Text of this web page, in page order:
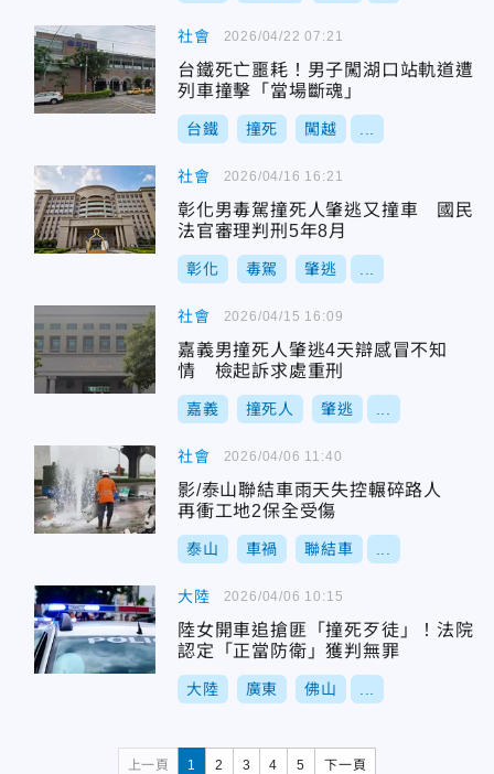
社會
台鐵死亡噩耗！男子闖湖口站軌道遭
列車撞擊「當場斷魂」
台鐵 撞死 闖越
2026/04/22 07:21
社會
彰化男毒駕撞死人肇逃又撞車 國民
法官審理判刑5年8月
彰化 毒駕 肇逃
2026/04/16 16:21
社會
嘉義男撞死人肇逃4天辯感冒不知
情 檢起訴求處重刑
嘉義 撞死人 肇逃
2026/04/15 16:09
社會
影/泰山聯結車雨天失控輾碎路人
再衝工地2保全受傷
泰山 車禍 聯結車
2026/04/06 11:40
大陸
陸女開車追搶匪「撞死歹徒」！法院
認定「正當防衛」獲判無罪
大陸 廣東 佛山
2026/04/06 10:15
上一頁 1 2 3 4 5 下一頁